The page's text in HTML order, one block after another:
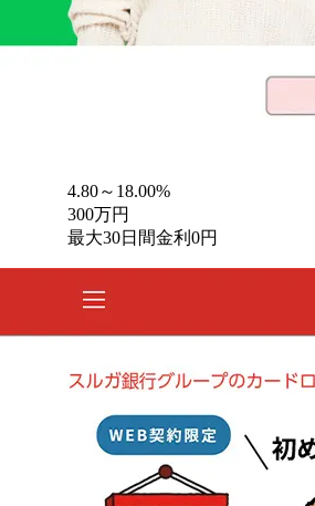
4.80～18.00%
300万円
最大30日間金利0円